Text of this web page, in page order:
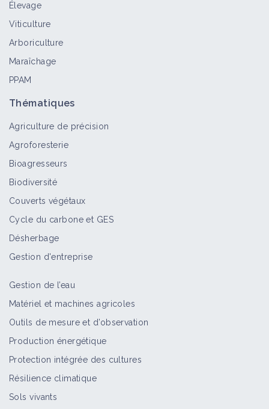
Élevage
Viticulture
Arboriculture
Maraîchage
PPAM
Thématiques
Agriculture de précision
Agroforesterie
Bioagresseurs
Biodiversité
Couverts végétaux
Cycle du carbone et GES
Désherbage
Gestion d'entreprise
Gestion de l’eau
Matériel et machines agricoles
Outils de mesure et d’observation
Production énergétique
Protection intégrée des cultures
Résilience climatique
Sols vivants